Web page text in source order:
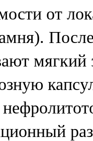
от
мягкий